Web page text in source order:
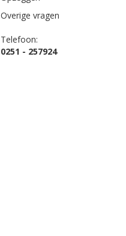
Overige vragen
Telefoon:
0251 - 257924